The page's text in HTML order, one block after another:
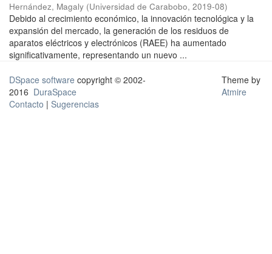
Hernández, Magaly (Universidad de Carabobo, 2019-08)
Debido al crecimiento económico, la innovación tecnológica y la
expansión del mercado, la generación de los residuos de
aparatos eléctricos y electrónicos (RAEE) ha aumentado
significativamente, representando un nuevo ...
DSpace software copyright © 2002-
2016 DuraSpace
Contacto | Sugerencias
Theme by
Atmire